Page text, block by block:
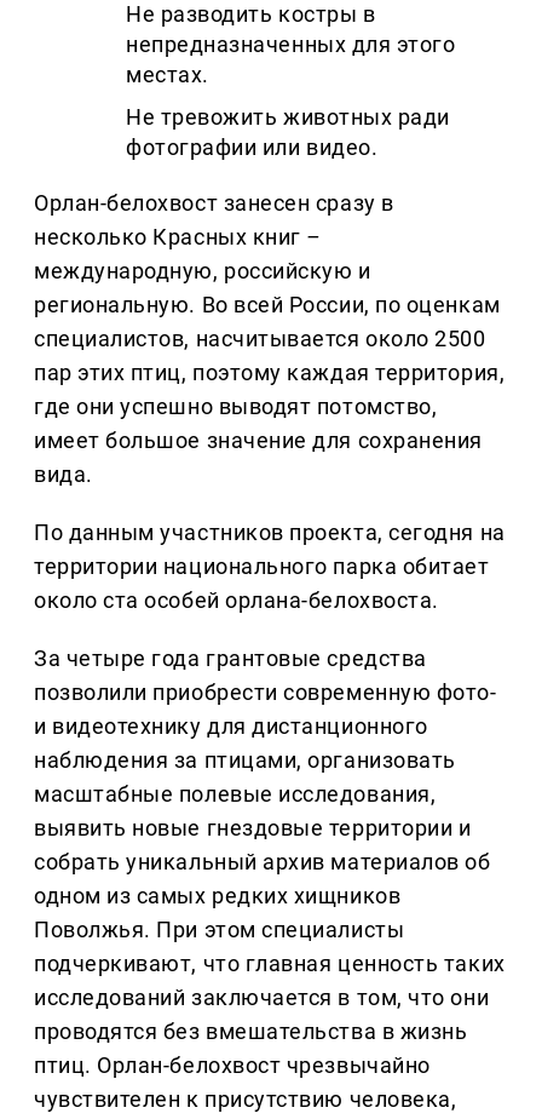
Не разводить костры в
непредназначенных для этого
местах.
Не тревожить животных ради
фотографии или видео.
Орлан-белохвост занесен сразу в
несколько Красных книг –
международную, российскую и
региональную. Во всей России, по оценкам
специалистов, насчитывается около 2500
пар этих птиц, поэтому каждая территория,
где они успешно выводят потомство,
имеет большое значение для сохранения
вида.
По данным участников проекта, сегодня на
территории национального парка обитает
около ста особей орлана-белохвоста.
За четыре года грантовые средства
позволили приобрести современную фото-
и видеотехнику для дистанционного
наблюдения за птицами, организовать
масштабные полевые исследования,
выявить новые гнездовые территории и
собрать уникальный архив материалов об
одном из самых редких хищников
Поволжья. При этом специалисты
подчеркивают, что главная ценность таких
исследований заключается в том, что они
проводятся без вмешательства в жизнь
птиц. Орлан-белохвост чрезвычайно
чувствителен к присутствию человека,